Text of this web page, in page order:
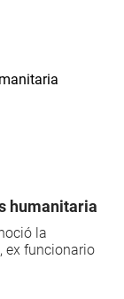
humanitaria
la
ex funcionario